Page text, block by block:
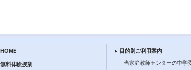
HOME
無料体験授業
目的別ご利用案内
当家庭教師センターの中学